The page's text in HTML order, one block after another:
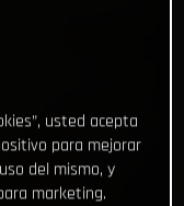
usted acepta
para mejorar
del mismo, y
marketing.